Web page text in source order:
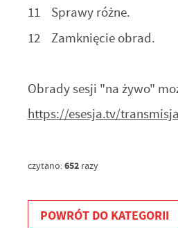
11 Sprawy różne.
12 Zamknięcie obrad.
Obrady sesji "na żywo"
https://esesja.tv/
czytano:652razy
POWRÓT DO KATEGORII